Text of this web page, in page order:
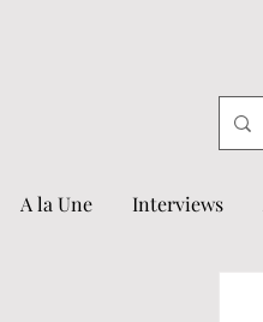
A la Une Interviews